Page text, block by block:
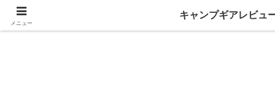
メニュー
キャンプギアレビュ